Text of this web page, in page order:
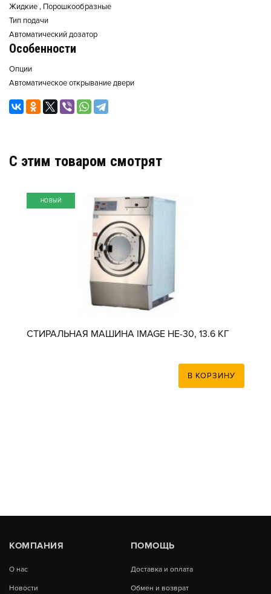
Жидкие , Порошкообразные
Тип подачи
Автоматический дозатор
Особенности
Опции
Автоматическое открывание двери
C этим товаром смотрят
НОВЫЙ
СТИРАЛЬНАЯ МАШИНА IMAGE HE-30, 13.6 КГ
В КОРЗИНУ
КОМПАНИЯ
О нас
Новости
ПОМОЩЬ
Доставка и оплата
Обмен и возврат